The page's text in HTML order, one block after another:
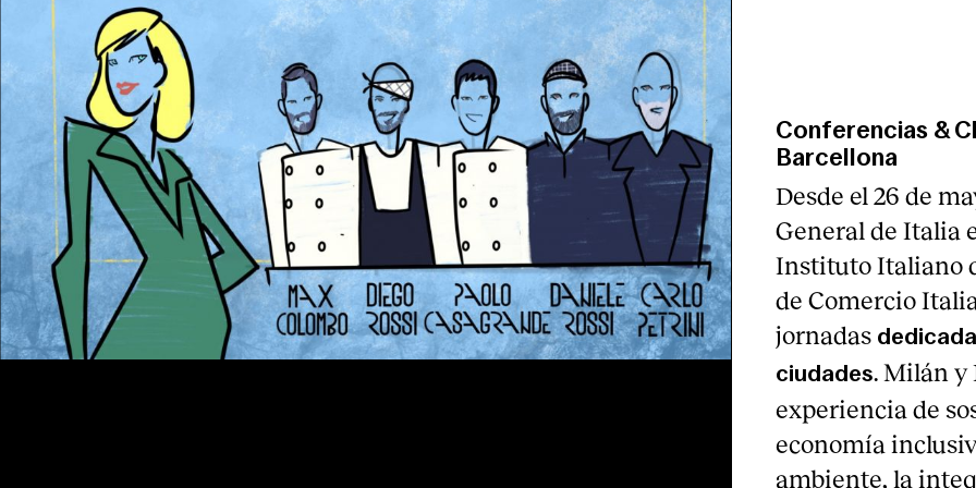
Conferencias &
Barcellona
Desde el 26 de
General de Italia
Instituto Italiano
de Comercio
jornadas
ciudades. Milán y
experiencia de
economía
ambiente, la